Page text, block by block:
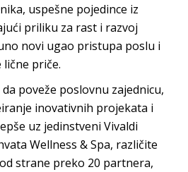
uspešne pojedince iz
priliku za rast i razvoj
novi ugao pristupa poslu i
priče.
poveže poslovnu zajednicu,
inovativnih projekata i
uz jedinstveni Vivaldi
Wellness & Spa, različite
strane preko 20 partnera,